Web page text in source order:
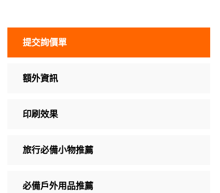
提交詢價單
額外資訊
印刷效果
旅行必備小物推薦
必備戶外用品推薦